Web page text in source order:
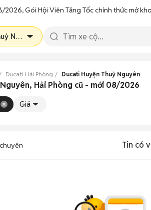
2026, Gói Hội Viên Tăng Tốc chính thức mở
Nguyên
Ducati Hải Phòng Ducati Huyện Thuỷ Nguyên
Hải Phòng cũ - mới 08/2026
Giá
Tin có